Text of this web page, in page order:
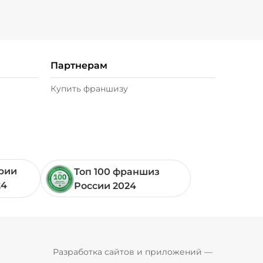
Партнерам
Купить франшизу
Топ 100 франшиз
России 2024
Разработка сайтов и приложений —